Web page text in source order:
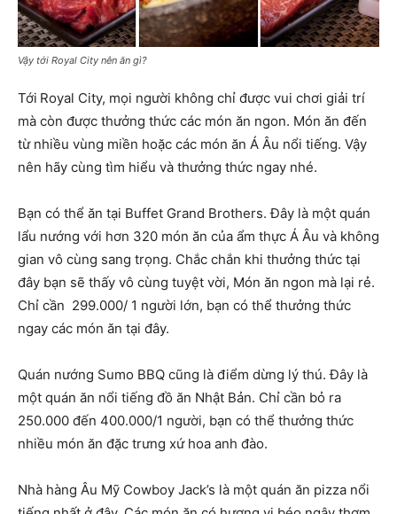
Vậy tới Royal City nên ăn gì?
Tới Royal City, mọi người không chỉ được vui chơi giải trí
mà còn được thưởng thức các món ăn ngon. Món ăn đến
từ nhiều vùng miền hoặc các món ăn Á Âu nổi tiếng. Vậy
nên hãy cùng tìm hiểu và thưởng thức ngay nhé.
Bạn có thể ăn tại Buffet Grand Brothers. Đây là một quán
lẩu nướng với hơn 320 món ăn của ẩm thực Á Âu và không
gian vô cùng sang trọng. Chắc chắn khi thưởng thức tại
đây bạn sẽ thấy vô cùng tuyệt vời, Món ăn ngon mà lại rẻ.
Chỉ cần 299.000/ 1 người lớn, bạn có thể thưởng thức
ngay các món ăn tại đây.
Quán nướng Sumo BBQ cũng là điểm dừng lý thú. Đây là
một quán ăn nổi tiếng đồ ăn Nhật Bản. Chỉ cần bỏ ra
250.000 đến 400.000/1 người, bạn có thể thưởng thức
nhiều món ăn đặc trưng xứ hoa anh đào.
Nhà hàng Âu Mỹ Cowboy Jack’s là một quán ăn pizza nổi